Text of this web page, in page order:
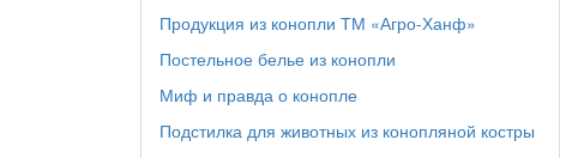
Продукция из конопли ТМ «Агро-Ханф»
Постельное белье из конопли
Миф и правда о конопле
Подстилка для животных из конопляной костры